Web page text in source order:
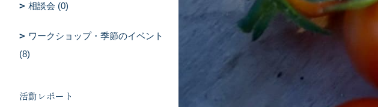
相談会 (0)
ワークショップ・季節のイベント
(8)
活動レポート